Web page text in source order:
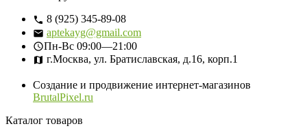
8 (925) 345-89-08
aptekayg@gmail.com
Пн-Вс 09:00—21:00
г.Москва, ул. Братиславская, д.16, корп.1
Создание и продвижение интернет-магазинов
BrutalPixel.ru
Каталог товаров